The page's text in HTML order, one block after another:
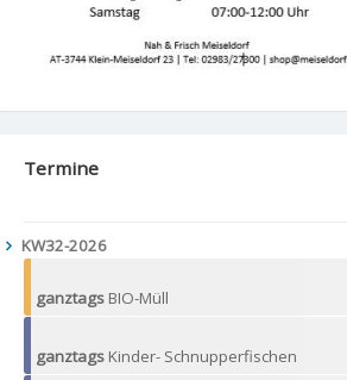
Termine
KW32-2026
ganztags BIO-Müll
ganztags Kinder- Schnupperfischen